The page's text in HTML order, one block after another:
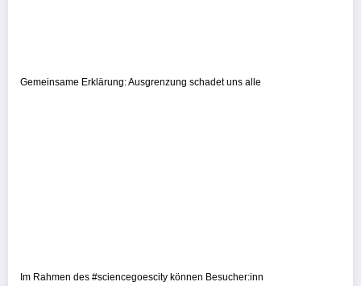
Gemeinsame Erklärung: Ausgrenzung schadet uns alle
Im Rahmen des #sciencegoescity können Besucher:inn